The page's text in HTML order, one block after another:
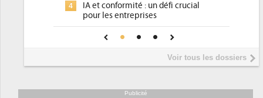
IA et conformité : un défi crucial
pour les entreprises
Une IA de confiance pour une IA
place pour
Phocea DC dans
Interview de
président de
soutient les...
Voir tous les dossiers
Publicité